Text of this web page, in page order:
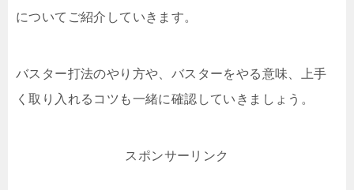
についてご紹介していきます。
バスター打法のやり方や、バスターをやる意味、上手
く取り入れるコツも一緒に確認していきましょう。
スポンサーリンク